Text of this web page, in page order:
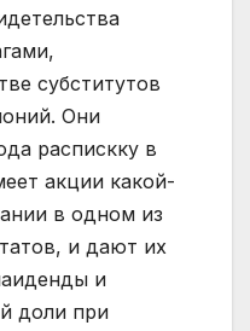
субститутов
Они
распискку в
акции какой-
в одном из
и дают их
и
доли при